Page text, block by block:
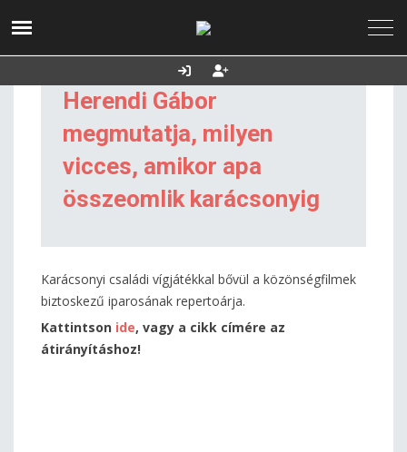
2026.08.06. 20:50
Támogatás
Herendi Gábor
megmutatja, milyen
vicces, amikor apa
összeomlik karácsonyig
Karácsonyi családi vígjátékkal bővül a közönségfilmek
biztoskezű iparosának repertoárja.
Kattintson ide, vagy a cikk címére az
átirányításhoz!